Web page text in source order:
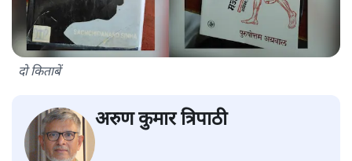
दो किताबें
अरुण कुमार त्रिपाठी